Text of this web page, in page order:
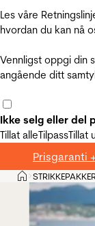
Les våre
hvordan du kan nå
Vennligst oppgi din
angående ditt
Ikke selg eller del
Tillat alleTilpassTillat
Prisgaranti
Hjem
>STRIKKEPAKKER